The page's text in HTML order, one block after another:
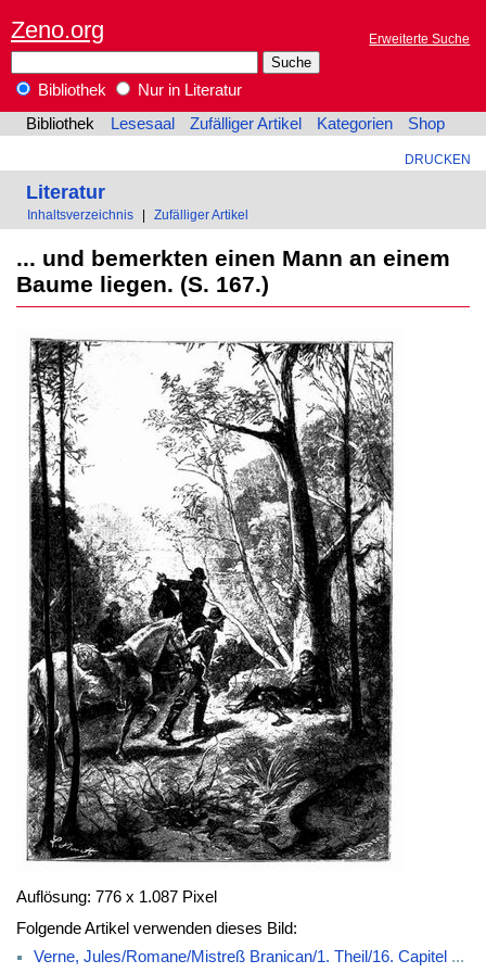
Zeno.org Erweiterte Suche
Bibliothek
Nur in Literatur
Bibliothek
Lesesaal Zufälliger Artikel Kategorien Shop
DRUCKEN
Literatur
Inhaltsverzeichnis Zufälliger Artikel
... und bemerkten einen Mann an einem
Baume liegen. (S. 167.)
Auflösung: 776 x 1.087 Pixel
Folgende Artikel verwenden dieses Bild:
Verne, Jules/Romane/Mistreß Branican/1. Theil/16. Capitel ...